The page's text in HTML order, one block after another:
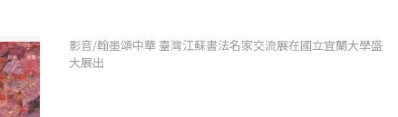
官方
影音/翰墨頌中華 臺灣江蘇書法名家交流展在國立宜蘭大學盛
大展出